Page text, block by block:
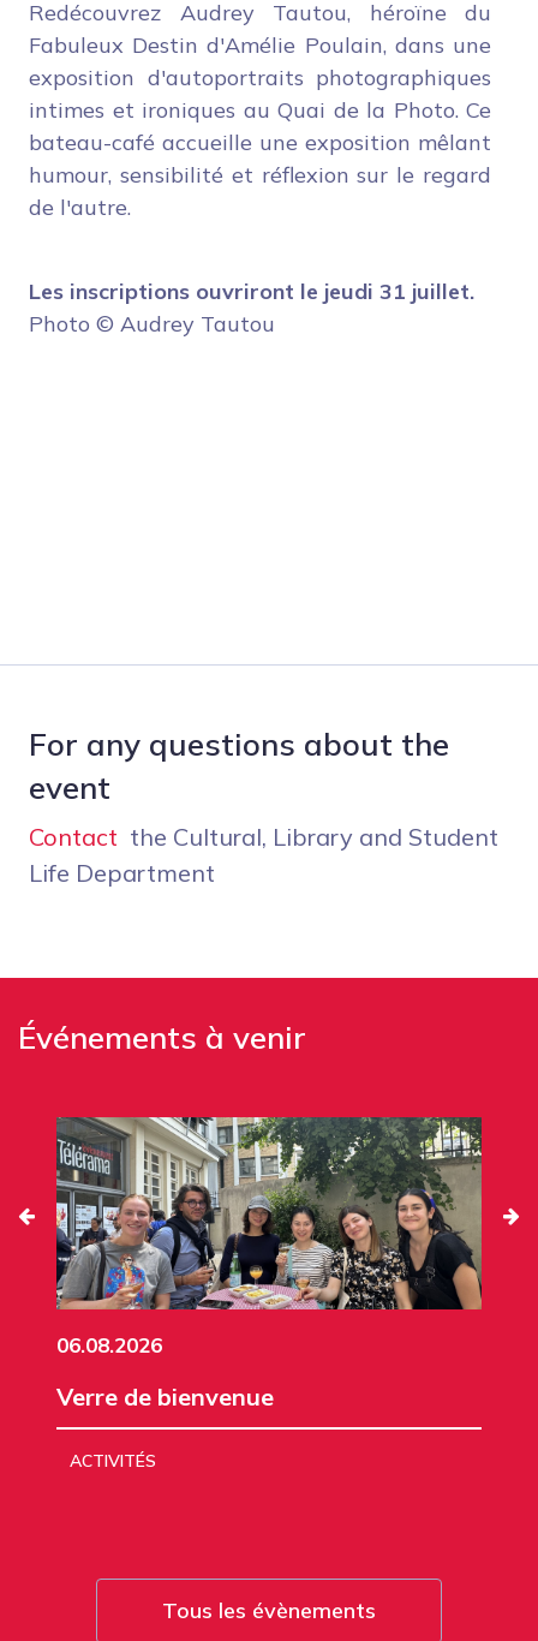
Redécouvrez Audrey Tautou, héroïne du
Fabuleux Destin d'Amélie Poulain, dans une
exposition d'autoportraits photographiques
intimes et ironiques au Quai de la Photo. Ce
bateau-café accueille une exposition mêlant
humour, sensibilité et réflexion sur le regard
de l'autre.
Les inscriptions ouvriront le jeudi 31 juillet.
Photo © Audrey Tautou
For any questions about the
event
Contact the Cultural, Library and Student
Life Department
Événements à venir
06.08.2026
Verre de bienvenue
ACTIVITÉS
Tous les évènements